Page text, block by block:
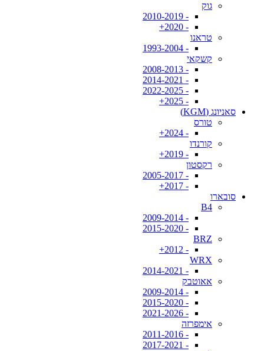
גוק
- 2010-2019
- 2020+
טראנו
- 1993-2004
קשקאי
- 2008-2013
- 2014-2021
- 2022-2025
- 2025+
סאניונג (KGM)
טורס
- 2024+
קורנדו
- 2019+
רקסטון
- 2005-2017
- 2017+
סובארו
B4
- 2009-2014
- 2015-2020
BRZ
- 2012+
WRX
- 2014-2021
אאוטבק
- 2009-2014
- 2015-2020
- 2021-2026
אימפרזה
- 2011-2016
- 2017-2021